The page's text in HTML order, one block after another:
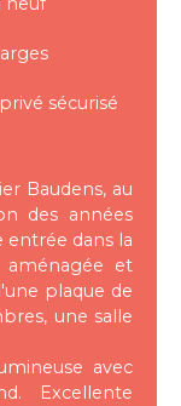
sécurisé
Baudens, au
des années
entrée dans la
aménagée et
plaque de
une salle
avec
Excellente